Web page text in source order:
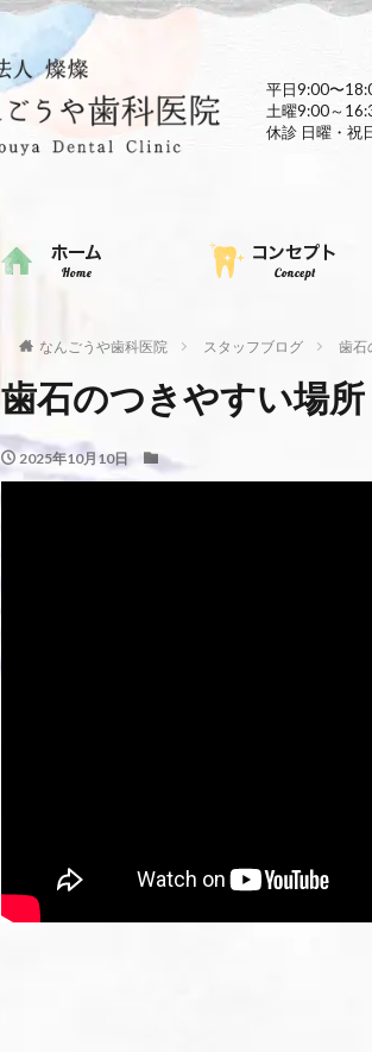
平日9:00〜
土曜9:00～
休診 日曜・祝
なんごうや歯科医院 スタッフブログ 歯石
歯石のつきやすい場所
2025年10月10日